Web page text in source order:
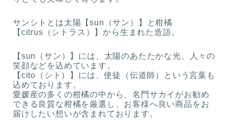
サンシトとは太陽【sun（サン）】と柑橘
【citrus（シトラス）】から生まれた造語。
【sun（サン）】には、太陽のあたたかな光、人々の
笑顔などを込めています。
【cito（シト）】には、使徒（伝道師）という言葉も
込めております。
愛媛産の多くの柑橘の中から、名門サカイがお勧め
できる良質な柑橘を厳選し、お客様へ良い商品をお
届けしたい想いが含まれております。